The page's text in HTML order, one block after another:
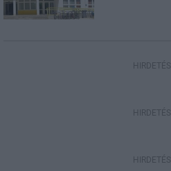
HIRDETÉS
HIRDETÉS
HIRDETÉS